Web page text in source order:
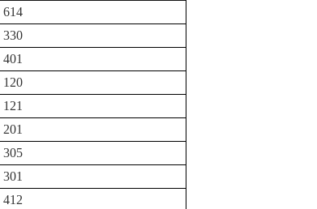
614
330
401
120
121
201
305
301
412